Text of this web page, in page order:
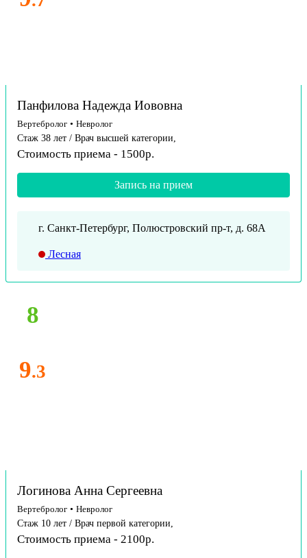
Панфилова Надежда Иововна
Вертебролог • Невролог
Стаж 38 лет / Врач высшей категории,
Стоимость приема - 1500р.
Запись на прием
г. Санкт-Петербург, Полюстровский пр-т, д. 68А
Лесная
8
9.3
Логинова Анна Сергеевна
Вертебролог • Невролог
Стаж 10 лет / Врач первой категории,
Стоимость приема - 2100р.